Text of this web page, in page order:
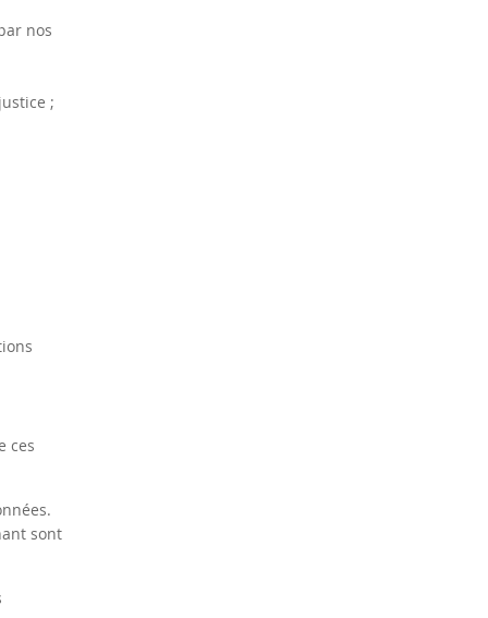
nos
;
ces
sont